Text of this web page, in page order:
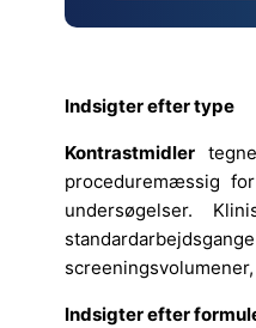
Indsigter efter type
Kontrastmidler
proceduremæssig
undersøgelser.
Indsigter efter